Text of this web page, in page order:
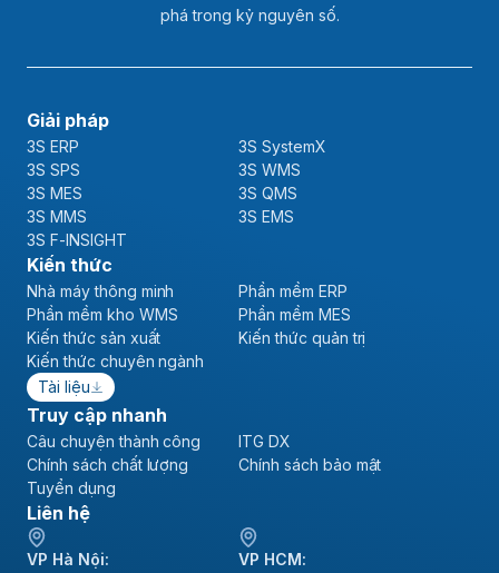
phá trong kỷ nguyên số.
Giải pháp
3S ERP
3S SystemX
3S SPS
3S WMS
3S MES
3S QMS
3S MMS
3S EMS
3S F-INSIGHT
Kiến thức
Nhà máy thông minh
Phần mềm ERP
Phần mềm kho WMS
Phần mềm MES
Kiến thức sản xuất
Kiến thức quản trị
Kiến thức chuyên ngành
Tài liệu
Truy cập nhanh
Câu chuyện thành công
ITG DX
Chính sách chất lượng
Chính sách bảo mật
Tuyển dụng
Liên hệ
VP Hà Nội:
VP HCM: